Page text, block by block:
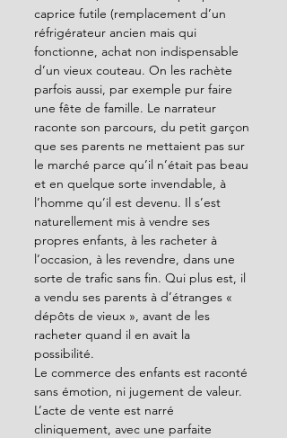
caprice futile (remplacement d’un
réfrigérateur ancien mais qui
fonctionne, achat non indispensable
d’un vieux couteau. On les rachète
parfois aussi, par exemple pur faire
une fête de famille. Le narrateur
raconte son parcours, du petit garçon
que ses parents ne mettaient pas sur
le marché parce qu’il n’était pas beau
et en quelque sorte invendable, à
l’homme qu’il est devenu. Il s’est
naturellement mis à vendre ses
propres enfants, à les racheter à
l’occasion, à les revendre, dans une
sorte de trafic sans fin. Qui plus est, il
a vendu ses parents à d’étranges «
dépôts de vieux », avant de les
racheter quand il en avait la
possibilité.
Le commerce des enfants est raconté
sans émotion, ni jugement de valeur.
L’acte de vente est narré
cliniquement, avec une parfaite